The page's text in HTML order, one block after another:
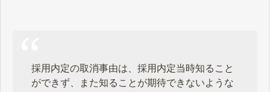
採用内定の取消事由は、採用内定当時知ること
ができず、また知ることが期待できないような